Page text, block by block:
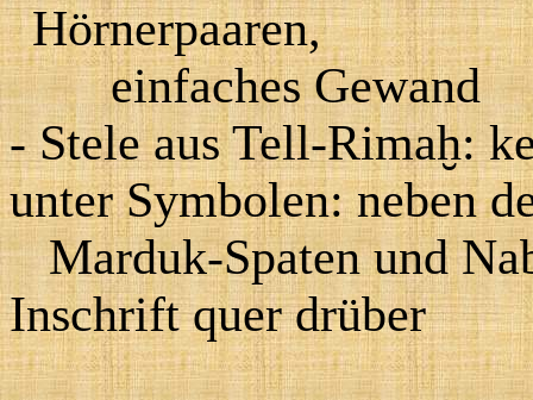
Hörnerpaaren,
einfaches Gewand
- Stele aus Tell-Rimaḫ:
unter Symbolen: neben
Marduk-Spaten und
Inschrift quer drüber